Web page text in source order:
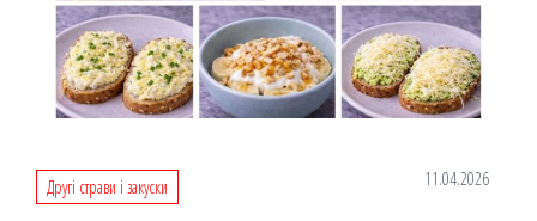
Другі страви і закуски 11.04.2026